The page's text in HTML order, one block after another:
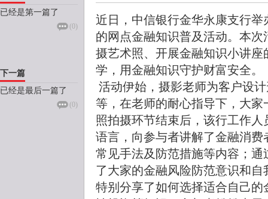
已经是第一篇了
(0)
下一篇
已经是最后一篇了
(0)
近日，中信银行金华永康支行举
的网点金融知识普及活动。本
摄艺术照、开展金融知识小讲
学，用金融知识守护财富安全。
活动伊始，摄影老师为客户设
等，在老师的耐心指导下，大
照拍摄环节结束后，该行工作
语言，向参与者讲解了金融消
常见手法及防范措施等内容；
了大家的金融风险防范意识和
特别分享了如何选择适合自己